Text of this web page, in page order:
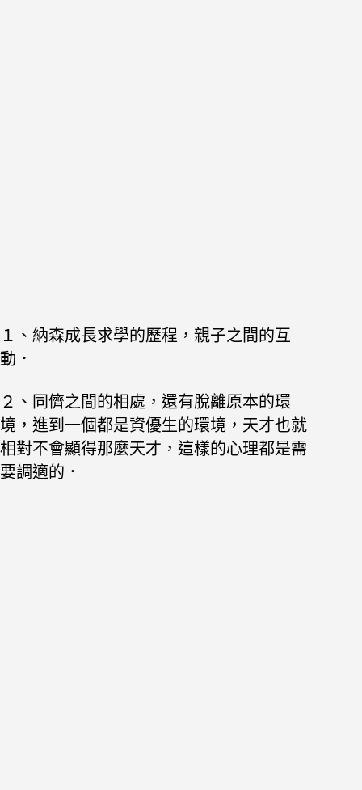
１、納森成長求學的歷程，親子之間的互
動．
２、同儕之間的相處，還有脫離原本的環
境，進到一個都是資優生的環境，天才也就
相對不會顯得那麼天才，這樣的心理都是需
要調適的．